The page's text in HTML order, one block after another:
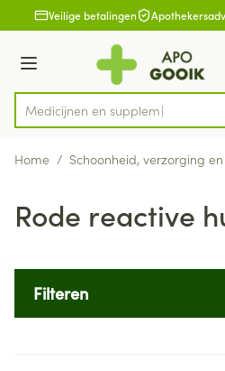
Ga naar de inhoud
1 van 1Veilige betalingen
Menu
Product, merk, categorie...
Med
Home / Schoonheid, verzorging
Rode reactive
Filteren